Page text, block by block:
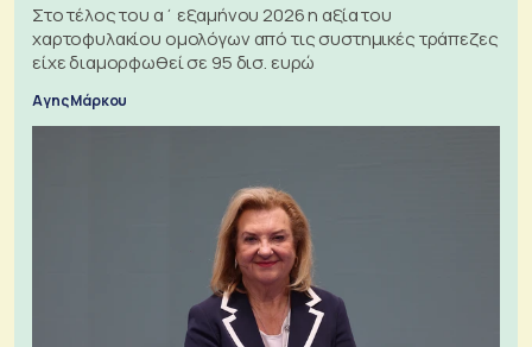
Στο τέλος του α΄ εξαμήνου 2026 η αξία του
χαρτοφυλακίου ομολόγων από τις συστημικές τράπεζες
είχε διαμορφωθεί σε 95 δισ. ευρώ
Αγης Μάρκου